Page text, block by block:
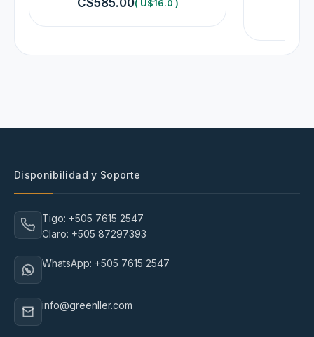
( U$16.0 )
Disponibilidad y Soporte
Tigo: +505 7615 2547
Claro: +505 87297393
WhatsApp: +505 7615 2547
info@greenller.com